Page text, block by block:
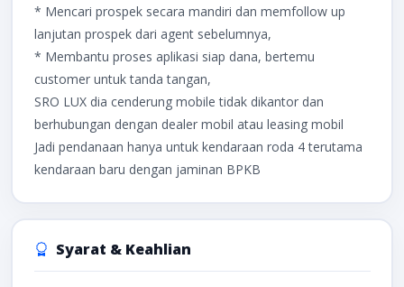
* Mencari prospek secara mandiri dan memfollow up
lanjutan prospek dari agent sebelumnya,
* Membantu proses aplikasi siap dana, bertemu
customer untuk tanda tangan,
SRO LUX dia cenderung mobile tidak dikantor dan
berhubungan dengan dealer mobil atau leasing mobil
Jadi pendanaan hanya untuk kendaraan roda 4 terutama
kendaraan baru dengan jaminan BPKB
Syarat & Keahlian